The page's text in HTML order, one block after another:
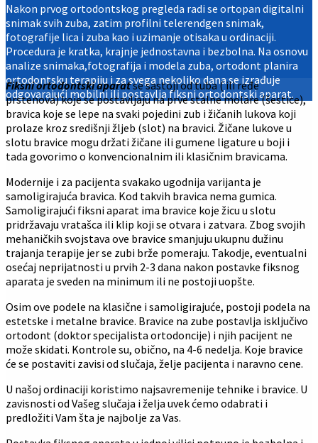
Nakon prvog ortodontskog pregleda radi se ortopan digitalni
snimak svih zuba, zatim profilni telerendgen snimak,
fotografije lica i zuba kao i uzimanje otisaka u ordinaciji.
Procedura je kratka, krajnje jednostavna i bezbolna. Na osnovu
analize snimaka,fotografija i modela zuba, ortodont planira
ortodontsku terapiju i za svega nekoliko dana se izrađuje
odgovarajući mobilni ili postavlja fiksni ortodontski aparat.
Fiksni ortodontski aparatse sastoji od tuba ( ili ređe
prstenova) koje se postavljaju na prve stalne molare (šestice),
bravica koje se lepe na svaki pojedini zub i žičanih lukova koji
prolaze kroz središnji žljeb (slot) na bravici. Žičane lukove u
slotu bravice mogu držati žičane ili gumene ligature u boji i
tada govorimo o konvencionalnim ili klasičnim bravicama.
Modernije i za pacijenta svakako ugodnija varijanta je
samoligirajuća bravica. Kod takvih bravica nema gumica.
Samoligirajući fiksni aparat ima bravice koje žicu u slotu
pridržavaju vratašca ili klip koji se otvara i zatvara. Zbog svojih
mehaničkih svojstava ove bravice smanjuju ukupnu dužinu
trajanja terapije jer se zubi brže pomeraju. Takodje, eventualni
osećaj neprijatnosti u prvih 2-3 dana nakon postavke fiksnog
aparata je sveden na minimum ili ne postoji uopšte.
Osim ove podele na klasične i samoligirajuće, postoji podela na
estetske i metalne bravice. Bravice na zube postavlja isključivo
ortodont (doktor specijalista ortodoncije) i njih pacijent ne
može skidati. Kontrole su, obično, na 4-6 nedelja. Koje bravice
će se postaviti zavisi od slučaja, želje pacijenta i naravno cene.
U našoj ordinaciji koristimo najsavremenije tehnike i bravice. U
zavisnosti od Vašeg slučaja i želja uvek ćemo odabrati i
predložiti Vam šta je najbolje za Vas.